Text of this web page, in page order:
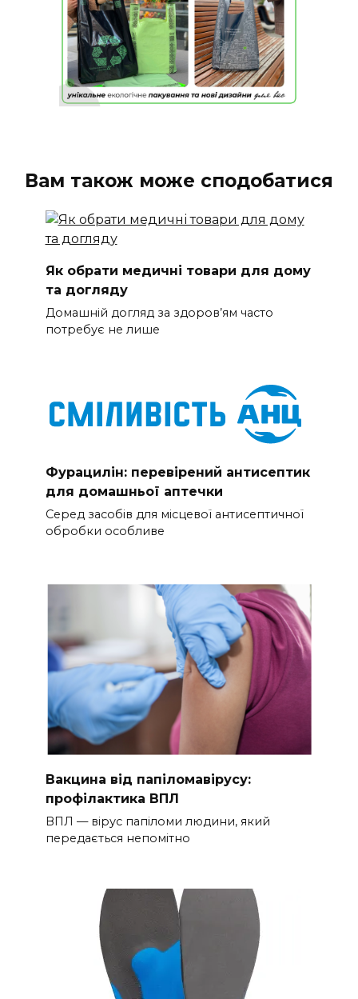
Вам також може сподобатися
Як обрати медичні товари для дому
та догляду
Домашній догляд за здоров’ям часто
потребує не лише
Фурацилін: перевірений антисептик
для домашньої аптечки
Серед засобів для місцевої антисептичної
обробки особливе
Вакцина від папіломавірусу:
профілактика ВПЛ
ВПЛ — вірус папіломи людини, який
передається непомітно